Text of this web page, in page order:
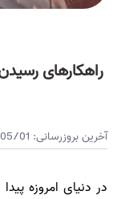
راهکارهای
آخرین بروزرسانی: 01
در دنیای امروزه